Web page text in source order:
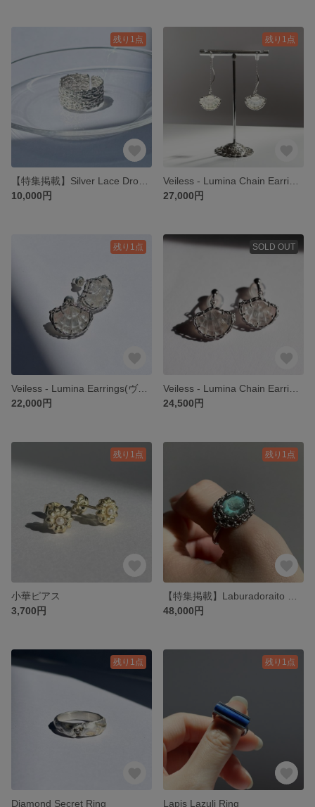
残り1点
10,000円
残り1点
27,000円
残り1点
22,000円
SOLD OUT
24,500円
残り1点
小華ピアス
3,700円
残り1点
48,000円
残り1点
Diamond Secret Ring
残り1点
Lapis Lazuli Ring